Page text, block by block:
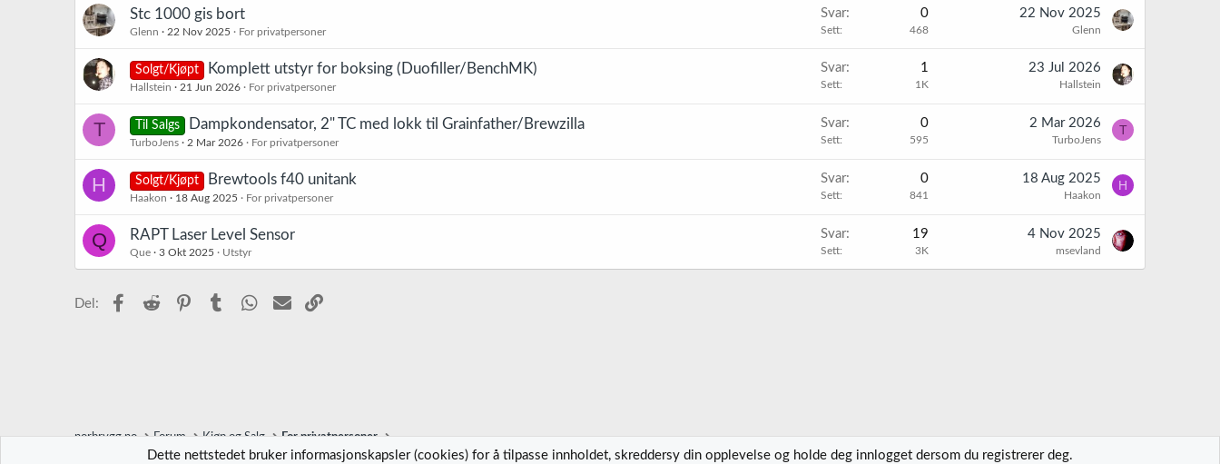
Stc 1000 gis bort
Glenn 22 Nov 2025 For privatpersoner
Svar 0
Sett 468
22 Nov 2025
Glenn
Solgt/Kjøpt Komplett utstyr for boksing (Duofiller/BenchMK)
Hallstein 21 Jun 2026 For privatpersoner
Svar 1
Sett 1K
23 Jul 2026
Hallstein
T Til Salgs Dampkondensator, 2" TC med lokk til Grainfather/Brewzilla
TurboJens 2 Mar 2026 For privatpersoner
Svar 0
Sett 595
2 Mar 2026
TurboJens
T
H Solgt/Kjøpt Brewtools f40 unitank
Haakon 18 Aug 2025 For privatpersoner
Svar 0
Sett 841
18 Aug 2025
Haakon
H
Q RAPT Laser Level Sensor
Que 3 Okt 2025 Utstyr
Svar 19
Sett 3K
4 Nov 2025
msevland
Del: Facebook
Reddit PinterestTumblr WhatsApp
E-post
norbrygg.no Forum Kjøp og Salg For privatpersoner
Dette nettstedet bruker informasjonskapsler (cookies) for å tilpasse innholdet, skreddersy din opplevelse og holde deg innlogget dersom du registrerer deg.